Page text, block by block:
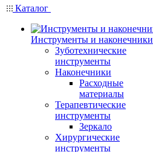
Каталог
Инструменты и наконечники
Зуботехнические
инструменты
Наконечники
Расходные
материалы
Терапевтические
инструменты
Зеркало
Хирургические
инструменты